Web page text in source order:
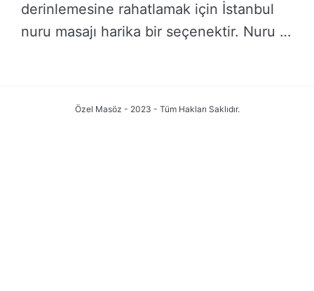
derinlemesine rahatlamak için İstanbul
nuru masajı harika bir seçenektir. Nuru …
Özel Masöz - 2023 - Tüm Hakları Saklıdır.